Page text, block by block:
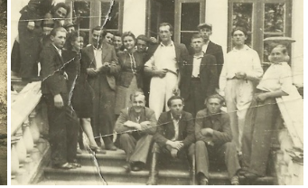
Na schodach pałacu Wielopolskich